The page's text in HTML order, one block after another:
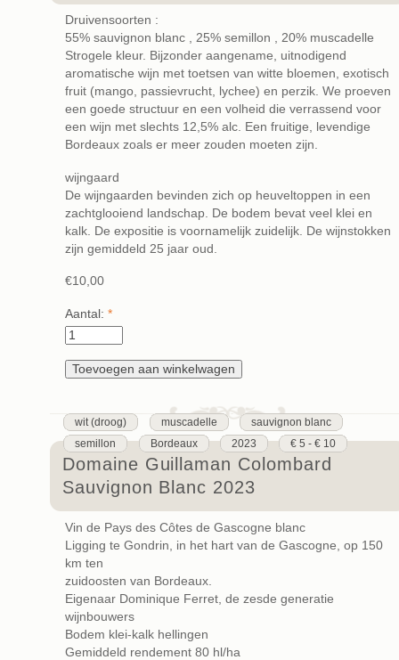
Druivensoorten :
55% sauvignon blanc , 25% semillon , 20% muscadelle
Strogele kleur. Bijzonder aangename, uitnodigend
aromatische wijn met toetsen van witte bloemen, exotisch
fruit (mango, passievrucht, lychee) en perzik. We proeven
een goede structuur en een volheid die verrassend voor
een wijn met slechts 12,5% alc. Een fruitige, levendige
Bordeaux zoals er meer zouden moeten zijn.
wijngaard
De wijngaarden bevinden zich op heuveltoppen in een
zachtglooiend landschap. De bodem bevat veel klei en
kalk. De expositie is voornamelijk zuidelijk. De wijnstokken
zijn gemiddeld 25 jaar oud.
€10,00
Aantal: *
wit (droog) muscadelle
sauvignon blanc
semillon
Bordeaux 2023 € 5 - € 10
Domaine Guillaman Colombard
Sauvignon Blanc 2023
Vin de Pays des Côtes de Gascogne blanc
Ligging te Gondrin, in het hart van de Gascogne, op 150
km ten
zuidoosten van Bordeaux.
Eigenaar Dominique Ferret, de zesde generatie
wijnbouwers
Bodem klei-kalk hellingen
Gemiddeld rendement 80 hl/ha